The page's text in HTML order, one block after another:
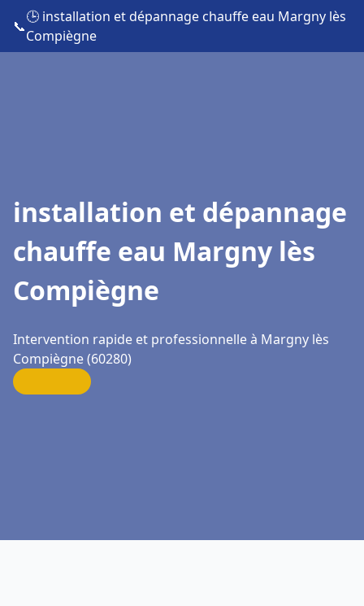
📞
🕒 installation et dépannage chauffe eau Margny lès
Compiègne
installation et dépannage
chauffe eau Margny lès
Compiègne
Intervention rapide et professionnelle à Margny lès
Compiègne (60280)